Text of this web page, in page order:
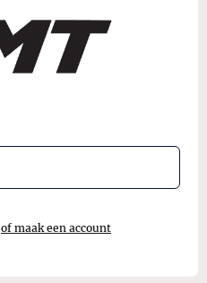
of maak een account